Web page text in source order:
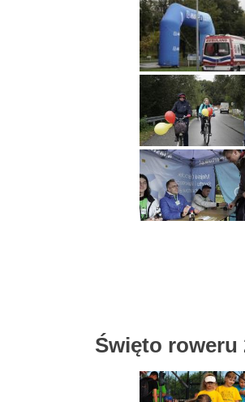
Święto roweru